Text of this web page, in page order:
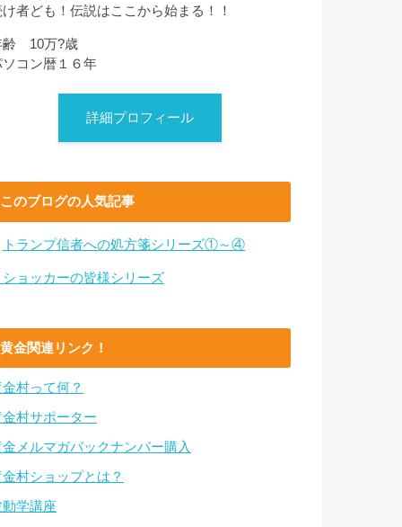
け者ども！伝説はここから始まる！！
齢 10万?歳
ソコン暦１６年
詳細プロフィール
このブログの人気記事
トランプ信者への処方箋シリーズ①～④
ショッカーの皆様シリーズ
黄金関連リンク！
村って何？
金村サポーター
金メルマガバックナンバー購入
金村ショップとは？
動学講座